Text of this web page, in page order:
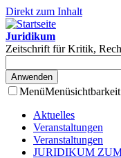
Direkt zum Inhalt
Juridikum
Zeitschrift für Kritik,
Menü
Aktuelles
Veranstaltungen
Veranstaltungen
JURIDIKUM